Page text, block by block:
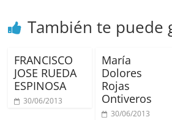
También te puede
FRANCISCO
JOSE RUEDA
ESPINOSA
30/06/2013
María
Dolores
Rojas
Ontiveros
30/06/2013